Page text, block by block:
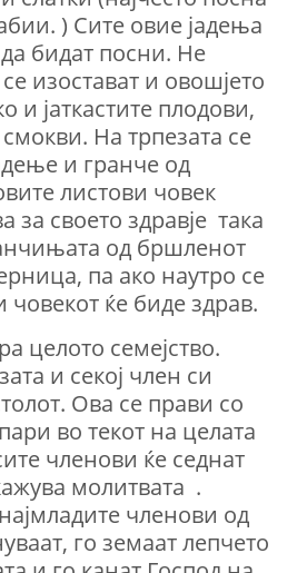
) Сите овие јадења
бидат посни. Не
изостават и овошјето
и јаткастите плодови,
На трпезата се
и гранче од
листови човек
за своето здравје така
од бршленот
па ако наутро се
ќе биде здрав.
целото семејство.
и секој член си
Ова се прави со
во текот на целата
членови ќе седнат
молитвата .
членови од
го земаат лепчето